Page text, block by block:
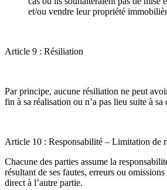
et/ou vendre leur propriété
Article 9 : Résiliation
Par principe, aucune résiliation ne peut
fin à sa réalisation ou n’a pas lieu suite à sa
Article 10 : Responsabilité – Limitation de
Chacune des parties assume la
résultant de ses fautes, erreurs ou
direct à l’autre partie.